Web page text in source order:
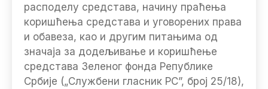
расподелу средстава, начину праћења
коришћења средстава и уговорених права
и обавеза, као и другим питањима од
значаја за додељивање и коришћење
средстава Зеленог фонда Републике
Србије („Службени гласник РС”, број 25/18),